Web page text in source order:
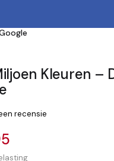
Kleuren
recensie